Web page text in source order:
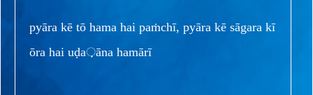
pyāra kē tō hama hai paṁchī, pyāra kē sāgara kī
ōra hai uḍa़āna hamārī